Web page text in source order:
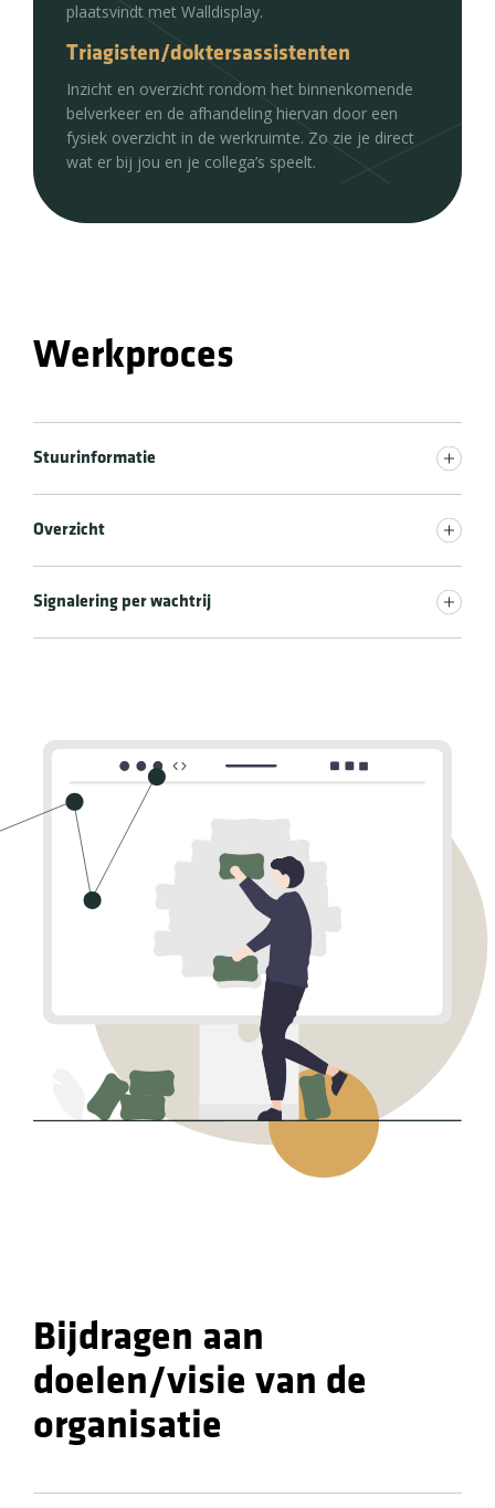
plaatsvindt met Walldisplay.
Triagisten/doktersassistenten
Inzicht en overzicht rondom het binnenkomende
belverkeer en de afhandeling hiervan door een
fysiek overzicht in de werkruimte. Zo zie je direct
wat er bij jou en je collega’s speelt.
Werkproces
Stuurinformatie
Overzicht
Signalering per wachtrij
Bijdragen aan
doelen/visie van de
organisatie